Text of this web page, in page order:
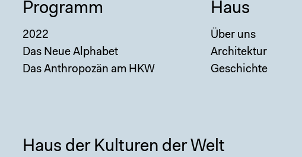
Programm
2022
Das Neue Alphabet
Das Anthropozän am HKW
Haus
Über uns
Architektur
Geschichte
Haus der Kulturen der Welt